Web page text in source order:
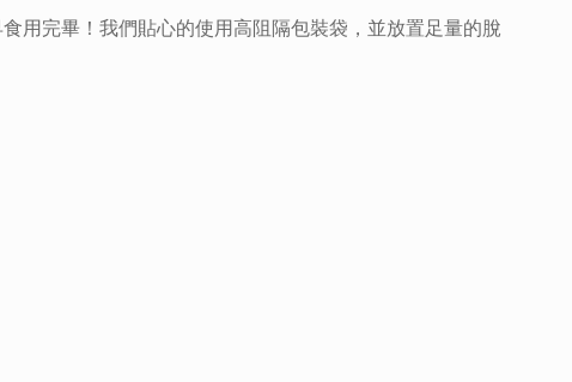
用完畢！我們貼心的使用高阻隔包裝袋，並放置足量的脫